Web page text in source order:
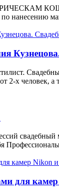
КОШЕЛЬ
нанесению
2-х человек, а
для